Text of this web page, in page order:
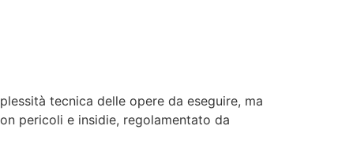
tecnica delle opere da eseguire, ma
pericoli e insidie, regolamentato da